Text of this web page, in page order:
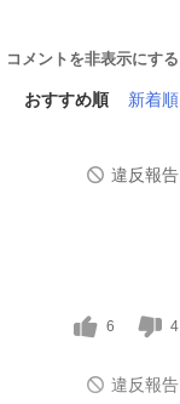
コメントを非表示にする
おすすめ順 新着順
違反報告
6 4
違反報告